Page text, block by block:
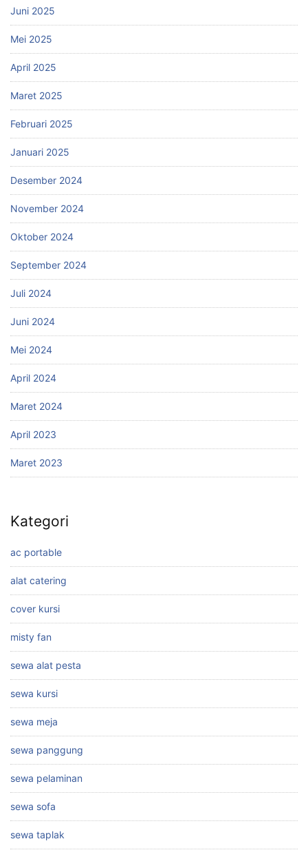
Juni 2025
Mei 2025
April 2025
Maret 2025
Februari 2025
Januari 2025
Desember 2024
November 2024
Oktober 2024
September 2024
Juli 2024
Juni 2024
Mei 2024
April 2024
Maret 2024
April 2023
Maret 2023
Kategori
ac portable
alat catering
cover kursi
misty fan
sewa alat pesta
sewa kursi
sewa meja
sewa panggung
sewa pelaminan
sewa sofa
sewa taplak